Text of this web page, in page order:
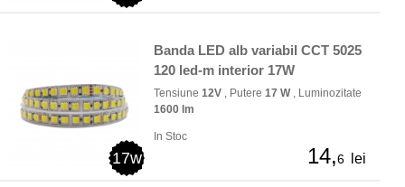
17w
Banda LED alb variabil CCT 5025
120 led-m interior 17W
Tensiune 12V , Putere 17 W, Luminozitate
1600 lm
In Stoc
14,6 lei